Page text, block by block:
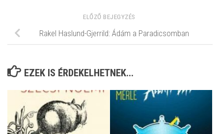
ELŐZŐ BEJEGYZÉS
Rakel Haslund-Gjerrild: Ádám a Paradicsomban
EZEK IS ÉRDEKELHETNEK...